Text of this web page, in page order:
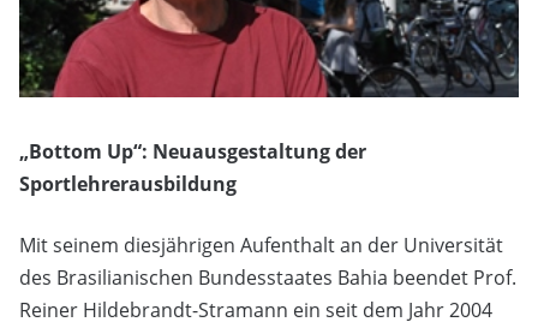
„Bottom Up“: Neuausgestaltung der
Sportlehrerausbildung
Mit seinem diesjährigen Aufenthalt an der Universität
des Brasilianischen Bundesstaates Bahia beendet Prof.
Reiner Hildebrandt-Stramann ein seit dem Jahr 2004